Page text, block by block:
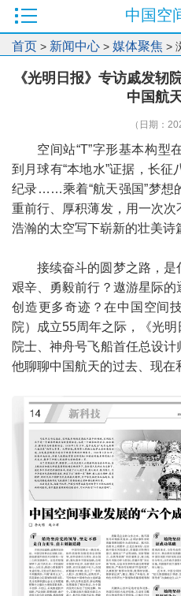
中国空
首页 > 新闻中心 > 媒体聚焦 >
《光明日报》专访戚发轫
中国航
（日期：
空间站“T”字形基本构型
到月球有“本地水”证据，长
纪录……乘着“航天强国”梦想
重前行、厚积薄发，用一次
浩瀚的太空写下崭新的壮美诗
接续奋斗的圆梦之路，
艰辛、勇毅前行？遨游星际
创造更多奇迹？在中国空间
院）成立55周年之际，《光
院士、神舟号飞船首任总设
他聊聊中国航天的过去、现